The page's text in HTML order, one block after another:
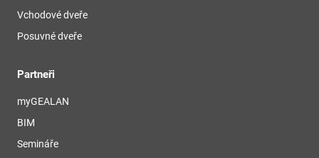
Vchodové dveře
Posuvné dveře
Partneři
myGEALAN
BIM
Semináře